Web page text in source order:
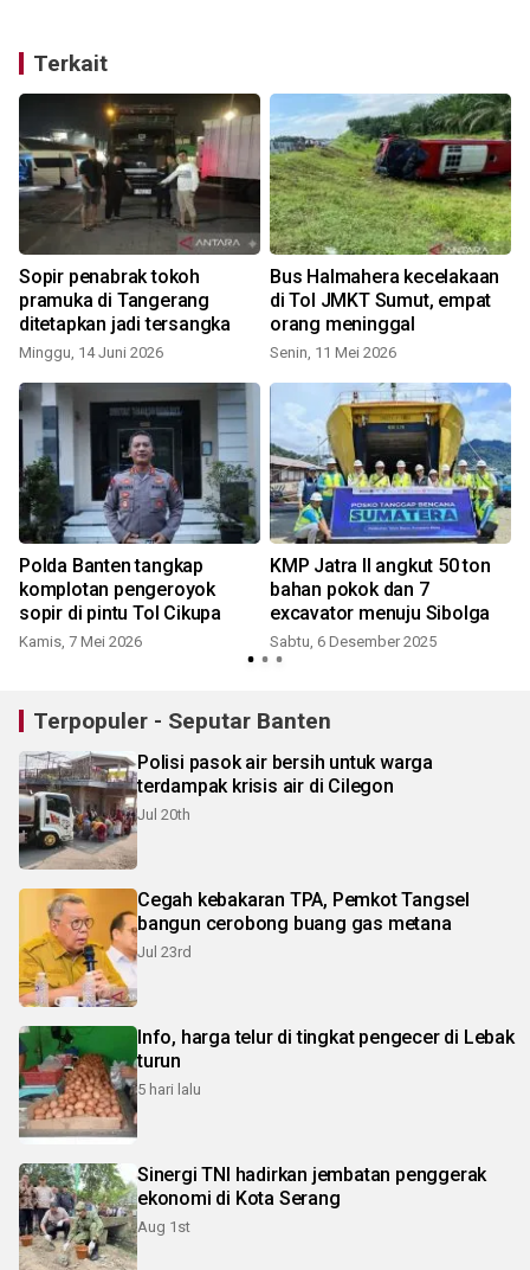
Terkait
Sopir penabrak tokoh
pramuka di Tangerang
ditetapkan jadi tersangka
Minggu, 14 Juni 2026
Bus Halmahera kecelakaan
di Tol JMKT Sumut, empat
orang meninggal
Senin, 11 Mei 2026
Polda Banten tangkap
komplotan pengeroyok
sopir di pintu Tol Cikupa
Kamis, 7 Mei 2026
KMP Jatra II angkut 50 ton
bahan pokok dan 7
excavator menuju Sibolga
Sabtu, 6 Desember 2025
Terpopuler - Seputar Banten
Polisi pasok air bersih untuk warga
terdampak krisis air di Cilegon
Jul 20th
Cegah kebakaran TPA, Pemkot Tangsel
bangun cerobong buang gas metana
Jul 23rd
Info, harga telur di tingkat pengecer di Lebak
turun
5 hari lalu
Sinergi TNI hadirkan jembatan penggerak
ekonomi di Kota Serang
Aug 1st